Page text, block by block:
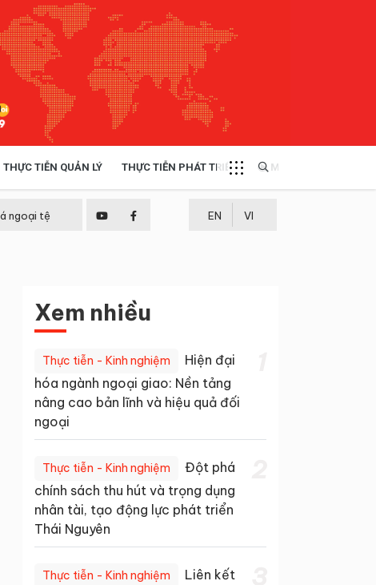
THỰC TIỄN QUẢN LÝ THỰC TIỄN PHÁT TRIỂN MULTIMEDIA
ngoại tệ EN VI
Xem nhiều
Thực tiễn - Kinh nghiệm
Hiện đại
hóa ngành ngoại giao: Nền tảng
nâng cao bản lĩnh và hiệu quả đối
ngoại
Thực tiễn - Kinh nghiệm
Đột phá
chính sách thu hút và trọng dụng
nhân tài, tạo động lực phát triển
Thái Nguyên
Thực tiễn - Kinh nghiệm
Liên kết